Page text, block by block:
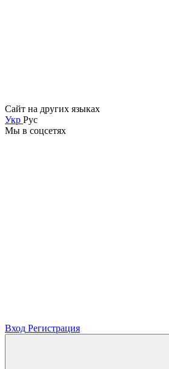
Сайт на других языках
Укр Рус
Мы в соцсетях
Вход Регистрация